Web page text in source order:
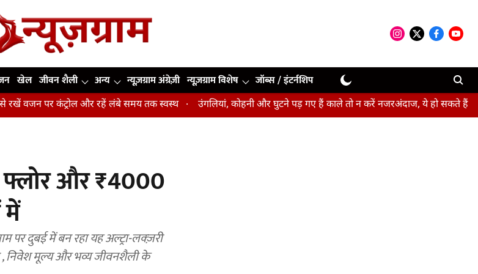
खेल जीवन शैली अन्य न्यूज़ग्राम अंग्रेज़ी न्यूज़ग्राम विशेष जॉब्स / इंटर्नशिप
पर कंट्रोल और रहें लंबे समय तक स्वस्थ उंगलियां, कोहनी और घुटने पड़ गए हैं काले तो न करें नजरअंदाज, ये हो सकते हैं संकेत
और ₹4000
में
दुबई में बन रहा यह अल्ट्रा-लक्ज़री
निवेश मूल्य और भव्य जीवनशैली के